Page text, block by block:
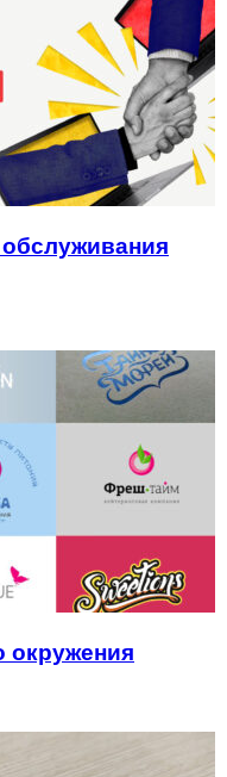
окружения